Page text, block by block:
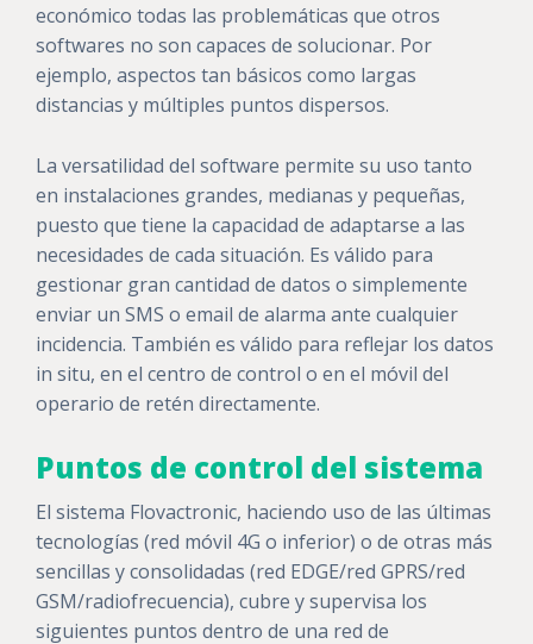
económico todas las problemáticas que otros
softwares no son capaces de solucionar. Por
ejemplo, aspectos tan básicos como largas
distancias y múltiples puntos dispersos.
La versatilidad del software permite su uso tanto
en instalaciones grandes, medianas y pequeñas,
puesto que tiene la capacidad de adaptarse a las
necesidades de cada situación. Es válido para
gestionar gran cantidad de datos o simplemente
enviar un SMS o email de alarma ante cualquier
incidencia. También es válido para reflejar los datos
in situ, en el centro de control o en el móvil del
operario de retén directamente.
Puntos de control del sistema
El sistema Flovactronic, haciendo uso de las últimas
tecnologías (red móvil 4G o inferior) o de otras más
sencillas y consolidadas (red EDGE/red GPRS/red
GSM/radiofrecuencia), cubre y supervisa los
siguientes puntos dentro de una red de